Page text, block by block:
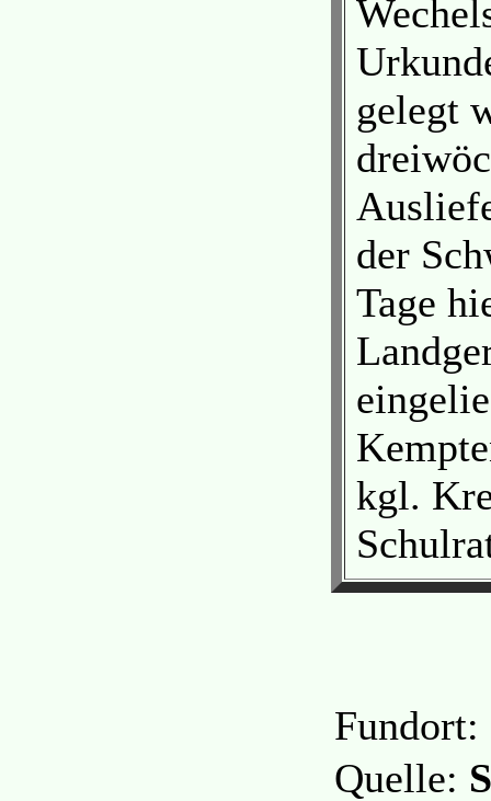
gelegt
der
Tage
kgl.
Fundort:
Quelle: